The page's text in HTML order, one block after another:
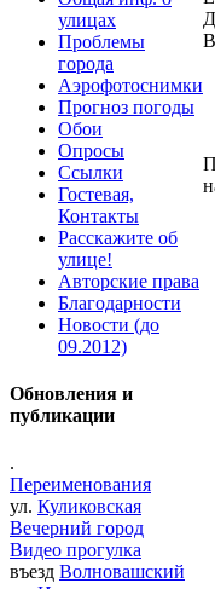
улицах
Проблемы
города
Аэрофотоснимки
Прогноз погоды
Обои
Опросы
Ссылки
Гостевая,
Контакты
Расскажите об
улице!
Авторские права
Благодарности
Новости (до
09.2012)
Обновления и
публикации
.
Переименования
ул. Куликовская
Вечерний город
Видео прогулка
въезд Волновашский